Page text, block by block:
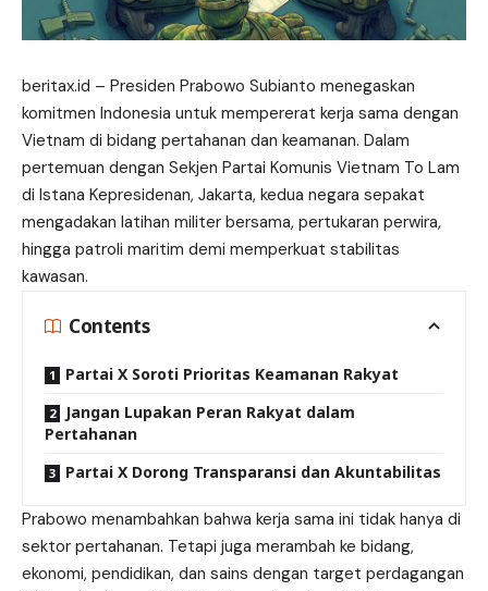
beritax.id – Presiden Prabowo Subianto menegaskan
komitmen Indonesia untuk mempererat kerja sama dengan
Vietnam di bidang pertahanan dan keamanan. Dalam
pertemuan dengan Sekjen Partai Komunis Vietnam To Lam
di Istana Kepresidenan, Jakarta, kedua negara sepakat
mengadakan latihan militer bersama, pertukaran perwira,
hingga patroli maritim demi memperkuat stabilitas
kawasan.
Contents
Partai X Soroti Prioritas Keamanan Rakyat
Jangan Lupakan Peran Rakyat dalam
Pertahanan
Partai X Dorong Transparansi dan Akuntabilitas
Prabowo menambahkan bahwa kerja sama ini tidak hanya di
sektor pertahanan. Tetapi juga merambah ke bidang,
ekonomi, pendidikan, dan sains dengan target perdagangan